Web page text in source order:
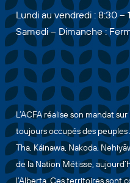
Lundi au vendredi : 8:30 –
Samedi – Dimanche :
L’ACFA réalise son mandat
toujours occupés des
Tha, Káinawa, Nakoda,
de la Nation Métisse,
l’Alberta. Ces territoires sont